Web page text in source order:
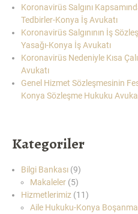
Koronavirüs Salgını
Tedbirler-Konya İş Avukatı
Koronavirüs Salgınının İş
Yasağı-Konya İş Avukatı
Koronavirüs Nedeniyle Kısa
Avukatı
Genel Hizmet Sözleşmesinin
Konya Sözleşme Hukuku
Kategoriler
Bilgi Bankası (9)
Makaleler (5)
Hizmetlerimiz (11)
Aile Hukuku-Konya